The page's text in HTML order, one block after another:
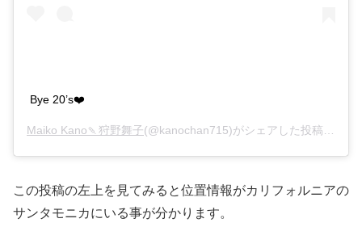
Bye 20’s❤️
Maiko Kano🍡狩野舞子(@kanochan715)がシェアした投稿 –
この投稿の左上を見てみると位置情報がカリフォルニアの
サンタモニカにいる事が分かります。